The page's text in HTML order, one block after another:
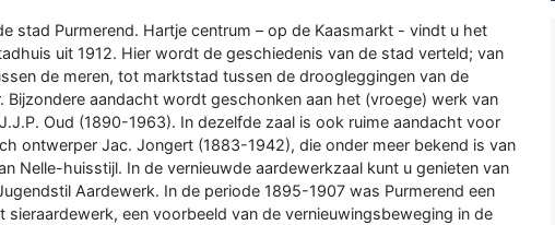
stad Purmerend. Hartje centrum – op de Kaasmarkt - vindt u het
uit 1912. Hier wordt de geschiedenis van de stad verteld; van
de meren, tot marktstad tussen de droogleggingen van de
Bijzondere aandacht wordt geschonken aan het (vroege) werk van
Oud (1890-1963). In dezelfde zaal is ook ruime aandacht voor
ontwerper Jac. Jongert (1883-1942), die onder meer bekend is van
Nelle-huisstijl. In de vernieuwde aardewerkzaal kunt u genieten van
Aardewerk. In de periode 1895-1907 was Purmerend een
een voorbeeld van de vernieuwingsbeweging in de